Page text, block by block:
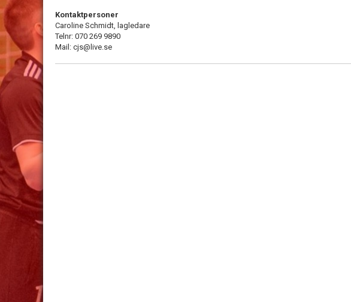
Kontaktpersoner
Caroline Schmidt, lagledare
Telnr: 070 269 9890
Mail: cjs@live.se